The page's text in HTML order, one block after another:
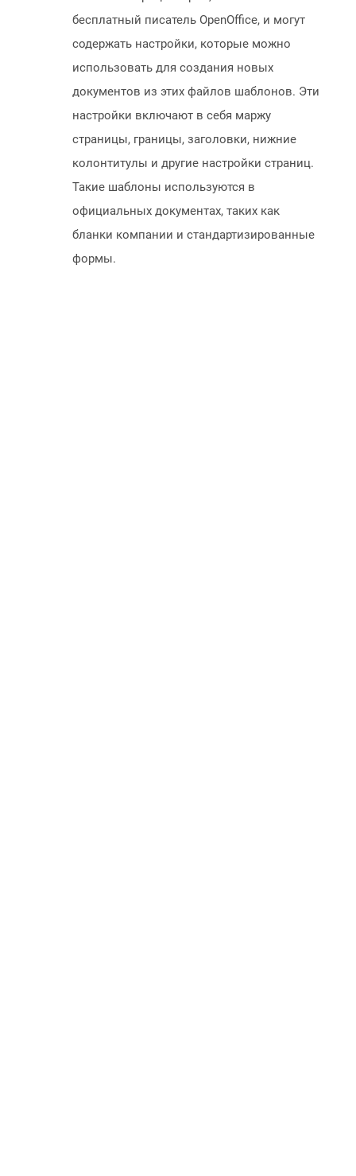
бесплатный писатель OpenOffice, и могут
содержать настройки, которые можно
использовать для создания новых
документов из этих файлов шаблонов. Эти
настройки включают в себя маржу
страницы, границы, заголовки, нижние
колонтитулы и другие настройки страниц.
Такие шаблоны используются в
официальных документах, таких как
бланки компании и стандартизированные
формы.